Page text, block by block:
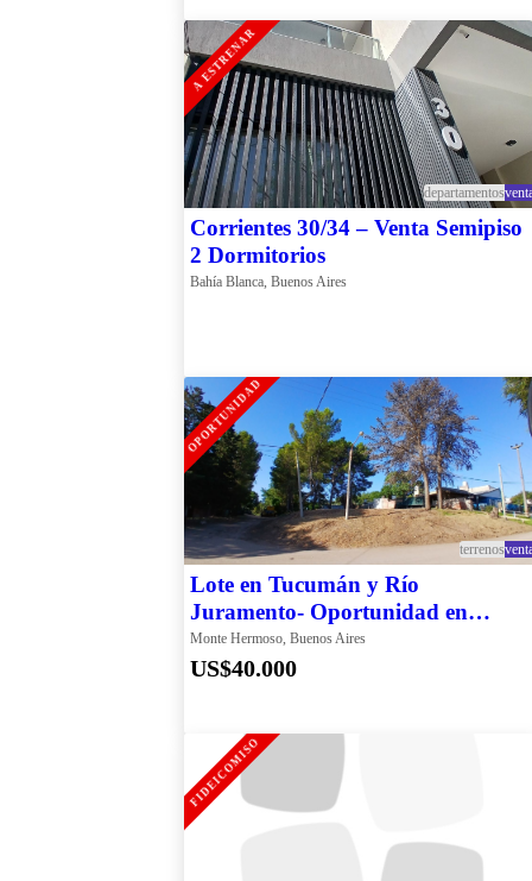
A ESTRENAR
departamentos
Corrientes 30/34 – Venta Semipiso
2 Dormitorios
Bahía Blanca, Buenos Aires
OPORTUNIDAD
terrenos
Lote en Tucumán y Río
Juramento- Oportunidad en
Monte Hermoso
Monte Hermoso, Buenos Aires
US$40.000
FIDEICOMISO